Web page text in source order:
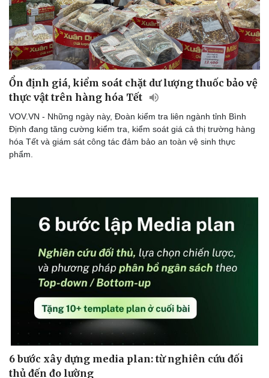
Ổn định giá, kiểm soát chặt dư lượng thuốc bảo vệ
thực vật trên hàng hóa Tết
VOV.VN - Những ngày này, Đoàn kiểm tra liên ngành tỉnh Bình
Định đang tăng cường kiểm tra, kiểm soát giá cả thị trường hàng
hóa Tết và giám sát công tác đảm bảo an toàn vệ sinh thực
phẩm.
6 bước xây dựng media plan: từ nghiên cứu đối
thủ đến đo lường